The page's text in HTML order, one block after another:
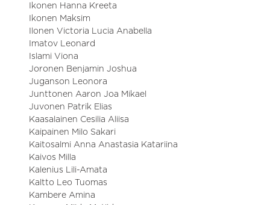
Ikonen Hanna Kreeta
Ikonen Maksim
Ilonen Victoria Lucia Anabella
Imatov Leonard
Islami Viona
Joronen Benjamin Joshua
Juganson Leonora
Junttonen Aaron Joa Mikael
Juvonen Patrik Elias
Kaasalainen Cesilia Aliisa
Kaipainen Milo Sakari
Kaitosalmi Anna Anastasia Katariina
Kaivos Milla
Kalenius Lili-Amata
Kaltto Leo Tuomas
Kambere Amina